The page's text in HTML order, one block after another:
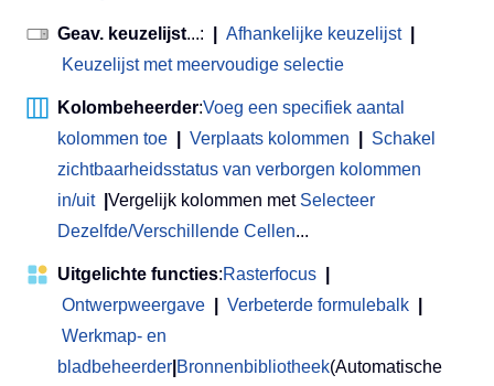
Geav. keuzelijst...: Afhankelijke keuzelijst
Keuzelijst met meervoudige selectie
Kolombeheerder:Voeg een specifiek aantal
kolommen toe
Verplaats kolommen
Schakel
zichtbaarheidsstatus van verborgen kolommen
in/uit
Vergelijk kolommen met Selecteer
Dezelfde/Verschillende Cellen...
Uitgelichte functies:Rasterfocus
Ontwerpweergave
Verbeterde formulebalk
Werkmap- en
bladbeheerder Bronnenbibliotheek(Automatische